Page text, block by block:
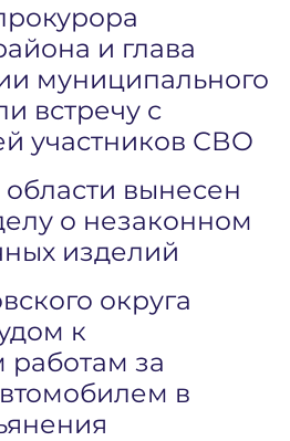
и глава
муниципального
встречу с
участников СВО
вынесен
о незаконном
изделий
округа
к
работам за
в